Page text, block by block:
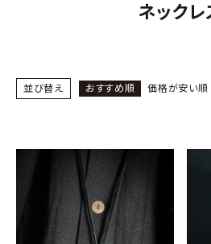
BRAND
CONTENTS
SHOP
ネックレ
並び替え おすすめ順 価格が安い順